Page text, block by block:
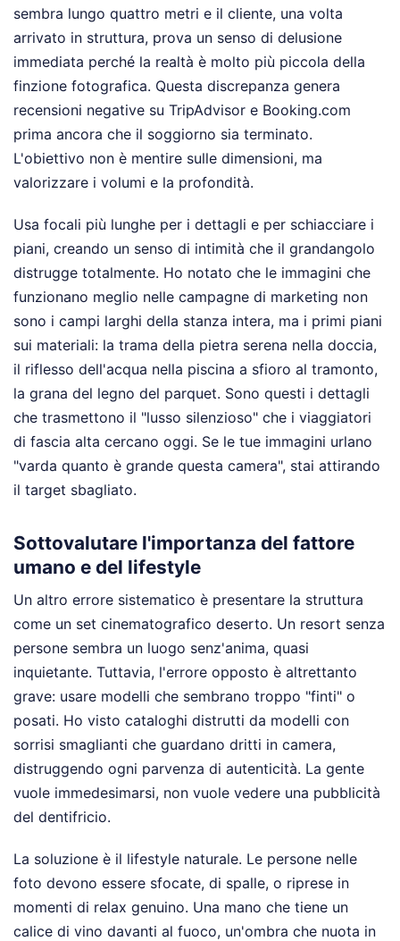
sembra lungo quattro metri e il cliente, una volta
arrivato in struttura, prova un senso di delusione
immediata perché la realtà è molto più piccola della
finzione fotografica. Questa discrepanza genera
recensioni negative su TripAdvisor e Booking.com
prima ancora che il soggiorno sia terminato.
L'obiettivo non è mentire sulle dimensioni, ma
valorizzare i volumi e la profondità.
Usa focali più lunghe per i dettagli e per schiacciare i
piani, creando un senso di intimità che il grandangolo
distrugge totalmente. Ho notato che le immagini che
funzionano meglio nelle campagne di marketing non
sono i campi larghi della stanza intera, ma i primi piani
sui materiali: la trama della pietra serena nella doccia,
il riflesso dell'acqua nella piscina a sfioro al tramonto,
la grana del legno del parquet. Sono questi i dettagli
che trasmettono il "lusso silenzioso" che i viaggiatori
di fascia alta cercano oggi. Se le tue immagini urlano
"varda quanto è grande questa camera", stai attirando
il target sbagliato.
Sottovalutare l'importanza del fattore
umano e del lifestyle
Un altro errore sistematico è presentare la struttura
come un set cinematografico deserto. Un resort senza
persone sembra un luogo senz'anima, quasi
inquietante. Tuttavia, l'errore opposto è altrettanto
grave: usare modelli che sembrano troppo "finti" o
posati. Ho visto cataloghi distrutti da modelli con
sorrisi smaglianti che guardano dritti in camera,
distruggendo ogni parvenza di autenticità. La gente
vuole immedesimarsi, non vuole vedere una pubblicità
del dentifricio.
La soluzione è il lifestyle naturale. Le persone nelle
foto devono essere sfocate, di spalle, o riprese in
momenti di relax genuino. Una mano che tiene un
calice di vino davanti al fuoco, un'ombra che nuota in